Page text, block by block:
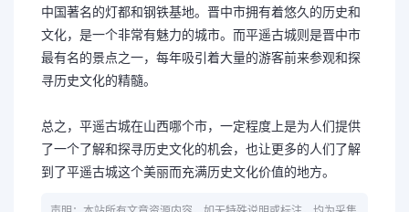
中国著名的灯都和钢铁基地。晋中市拥有着悠久的历史和
文化，是一个非常有魅力的城市。而平遥古城则是晋中市
最有名的景点之一，每年吸引着大量的游客前来参观和探
寻历史文化的精髓。
总之，平遥古城在山西哪个市，一定程度上是为人们提供
了一个了解和探寻历史文化的机会，也让更多的人们了解
到了平遥古城这个美丽而充满历史文化价值的地方。